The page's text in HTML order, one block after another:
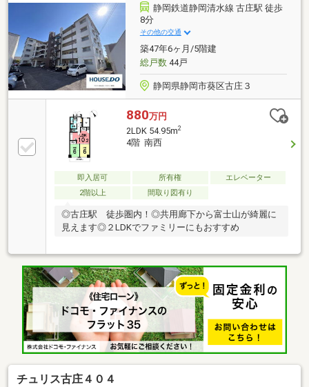
静岡鉄道静岡清水線 古庄駅 徒歩
8分
その他の交通
築47年6ヶ月/5階建
総戸数44戸
静岡県静岡市葵区古庄３
880万円
2LDK 54.95m2
4階 南西
即入居可 所有権
エレベーター
2階以上
間取り図有り
◎古庄駅 徒歩圏内！◎共用廊下から富士山が綺麗に
見えます◎２LDKでファミリーにもおすすめ
チュリス古庄４０４